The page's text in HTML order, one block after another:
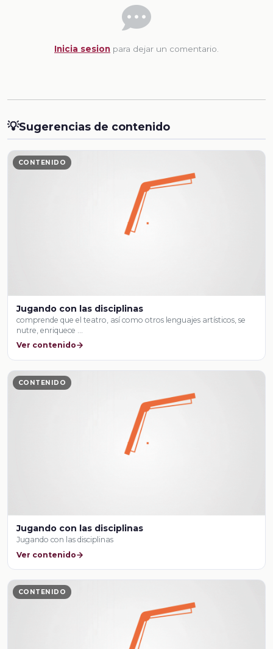
Inicia sesion para dejar un comentario.
💡Sugerencias de contenido
CONTENIDO
Jugando con las disciplinas
comprende que el teatro, así como otros lenguajes artísticos, se
nutre, enriquece …
Ver contenido
CONTENIDO
Jugando con las disciplinas
Jugando con las disciplinas
Ver contenido
CONTENIDO